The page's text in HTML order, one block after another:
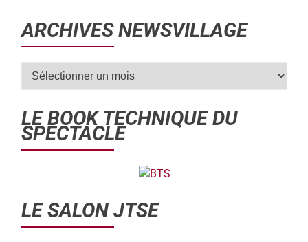
ARCHIVES NEWSVILLAGE
LE BOOK TECHNIQUE DU
SPECTACLE
LE SALON JTSE